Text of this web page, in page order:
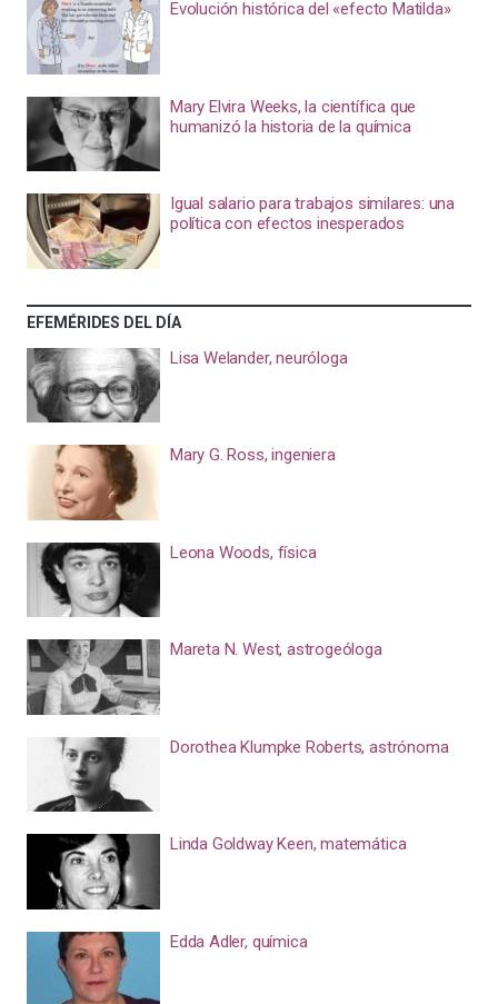
Evolución histórica del «efecto Matilda»
Mary Elvira Weeks, la científica que
humanizó la historia de la química
Igual salario para trabajos similares: una
política con efectos inesperados
EFEMÉRIDES DEL DÍA
Lisa Welander, neuróloga
Mary G. Ross, ingeniera
Leona Woods, física
Mareta N. West, astrogeóloga
Dorothea Klumpke Roberts, astrónoma
Linda Goldway Keen, matemática
Edda Adler, química